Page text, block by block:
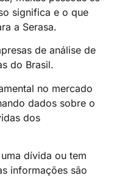
significa e o que
a Serasa.
de análise de
do Brasil.
no mercado
dados sobre o
dos
dívida ou tem
informações são